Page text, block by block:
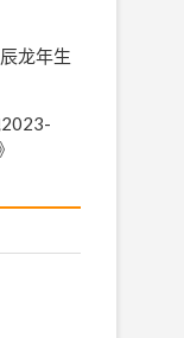
龙年生